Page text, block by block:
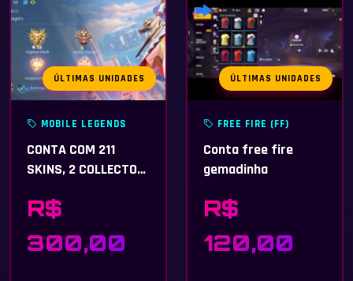
ÚLTIMAS UNIDADES
MOBILE LEGENDS
CONTA COM 211
SKINS, 2 COLLECTOR,
ANUAL,1 LUCKYBOX E
R$
300,00
ÚLTIMAS UNIDADES
FREE FIRE (FF)
Conta free fire
gemadinha
R$
120,00